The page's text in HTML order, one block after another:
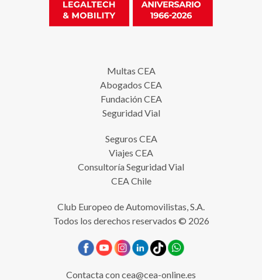
Multas CEA
Abogados CEA
Fundación CEA
Seguridad Vial
Seguros CEA
Viajes CEA
Consultoría Seguridad Vial
CEA Chile
Club Europeo de Automovilistas, S.A.
Todos los derechos reservados © 2026
Contacta concea@cea-online.es